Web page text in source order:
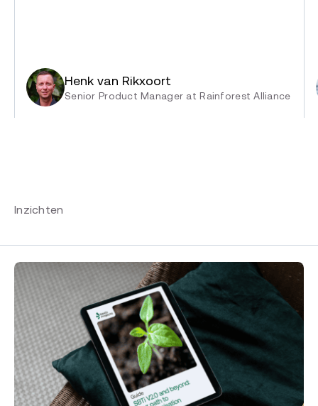
Henk van Rikxoort
Senior Product Manager at Rainforest Alliance
Inzichten